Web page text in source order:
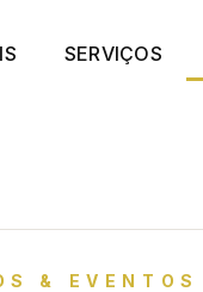
SERVIÇOS
& EVENTOS